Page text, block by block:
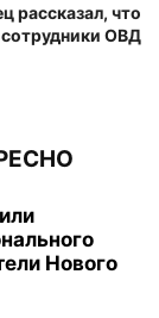
рассказал, что
сотрудники ОВД
Нового